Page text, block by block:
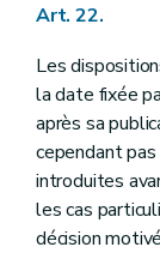
Art. 22.
Les
la date fixée
après sa
cependant
introduites
les cas
décision